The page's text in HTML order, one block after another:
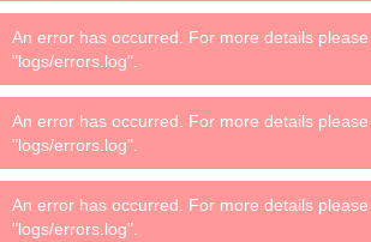
An error has occurred. For more details
"logs/errors.log".
An error has occurred. For more details
"logs/errors.log".
An error has occurred. For more details
"logs/errors.log".